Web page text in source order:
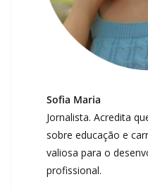
Sofia Maria
Jornalista. Acredita
sobre educação e
valiosa para o
profissional.